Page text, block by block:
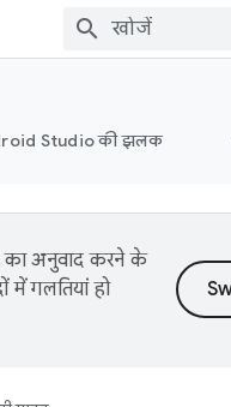
Studio की झलक
का अनुवाद करने के
गलतियां हो